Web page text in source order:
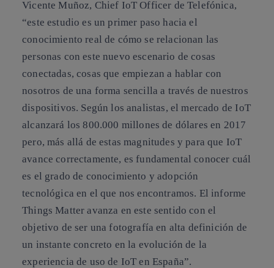
Vicente Muñoz, Chief IoT Officer de Telefónica,
“este estudio es un primer paso hacia el
conocimiento real de cómo se relacionan las
personas con este nuevo escenario de cosas
conectadas, cosas que empiezan a hablar con
nosotros de una forma sencilla a través de nuestros
dispositivos. Según los analistas, el mercado de IoT
alcanzará los 800.000 millones de dólares en 2017
pero, más allá de estas magnitudes y para que IoT
avance correctamente, es fundamental conocer cuál
es el grado de conocimiento y adopción
tecnológica en el que nos encontramos. El informe
Things Matter avanza en este sentido con el
objetivo de ser una fotografía en alta definición de
un instante concreto en la evolución de la
experiencia de uso de IoT en España”.